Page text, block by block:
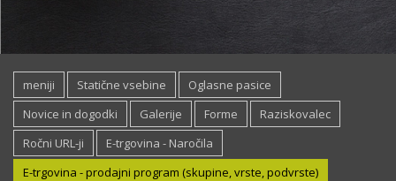
meniji Statične vsebine
Oglasne pasice
Novice in dogodki
Galerije Forme
Raziskovalec
Ročni URL-ji
E-trgovina - Naročila
E-trgovina - prodajni program (skupine, vrste, podvrste)